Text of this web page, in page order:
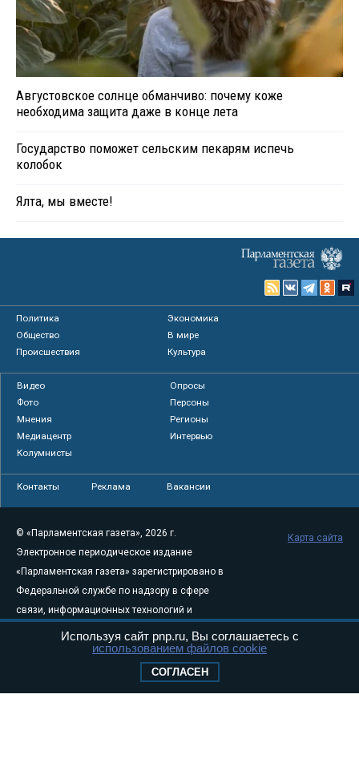
Августовское солнце обманчиво: почему коже
необходима защита даже в конце лета
Государство поможет сельским пекарям испечь
колобок
Ялта, мы вместе!
Политика
Экономика
Общество
В мире
Происшествия
Культура
Видео
Опросы
Фото
Персоны
Мнения
Регионы
Медиацентр
Интервью
Колумнисты
Контакты Реклама Вакансии
© «Парламентская газета», 2026 г.
Электронное периодическое издание
«Парламентская газета» зарегистрировано в
Федеральной службе по надзору в сфере
связи, информационных технологий и
августа 2011 года. 18+
Свидетельство о регистрации Эл № ФС77-
Карта сайта
Используя сайт pnp.ru, Вы соглашаетесь с
использованием файлов cookie
СОГЛАСЕН